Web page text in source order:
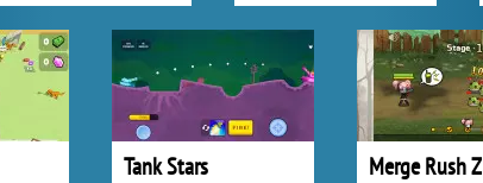
Tank Stars Merge Rush Z